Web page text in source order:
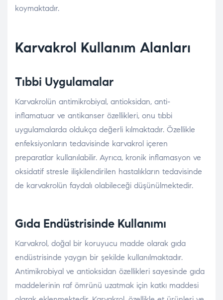
koymaktadır.
Karvakrol Kullanım Alanları
Tıbbi Uygulamalar
Karvakrolün antimikrobiyal, antioksidan, anti-
inflamatuar ve antikanser özellikleri, onu tıbbi
uygulamalarda oldukça değerli kılmaktadır. Özellikle
enfeksiyonların tedavisinde karvakrol içeren
preparatlar kullanılabilir. Ayrıca, kronik inflamasyon ve
oksidatif stresle ilişkilendirilen hastalıkların tedavisinde
de karvakrolün faydalı olabileceği düşünülmektedir.
Gıda Endüstrisinde Kullanımı
Karvakrol, doğal bir koruyucu madde olarak gıda
endüstrisinde yaygın bir şekilde kullanılmaktadır.
Antimikrobiyal ve antioksidan özellikleri sayesinde gıda
maddelerinin raf ömrünü uzatmak için katkı maddesi